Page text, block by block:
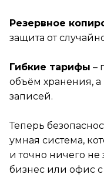
Резервное
защита от
Гибкие тарифы –
объём хранения, а
записей.
Теперь
умная система,
и точно ничего не
бизнес или офис